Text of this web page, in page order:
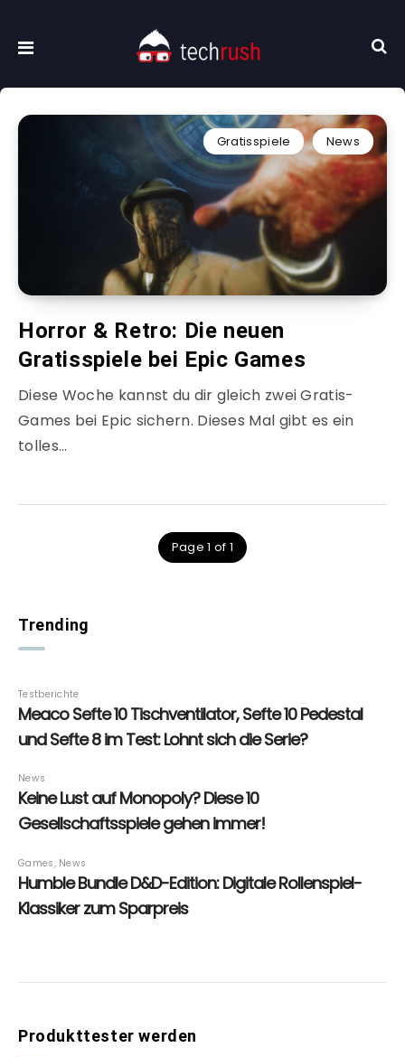
Gratisspiele News
Horror & Retro: Die neuen
Gratisspiele bei Epic Games
Diese Woche kannst du dir gleich zwei Gratis-
Games bei Epic sichern. Dieses Mal gibt es ein
tolles…
Page 1 of 1
Trending
Produkttester werden